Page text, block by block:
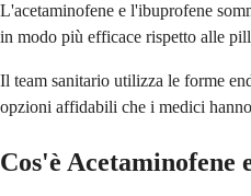
L'acetaminofene e l'ibuprofene
in modo più efficace rispetto alle
Il team sanitario utilizza le forme
opzioni affidabili che i medici
Cos'è Acetaminofene